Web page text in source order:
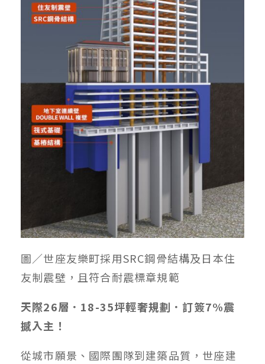
圖／世座友樂町採用SRC鋼骨結構及日本住
友制震壁，且符合耐震標章規範
天際26層．18-35坪輕奢規劃．訂簽7%震
撼入主！
從城市願景、國際團隊到建築品質，世座建